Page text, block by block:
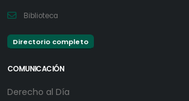
Biblioteca
Directorio completo
COMUNICACIÓN
Derecho al Día